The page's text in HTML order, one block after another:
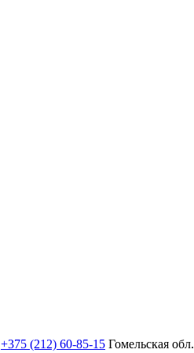
+375 (212) 60-85-15 Гомельская обл.